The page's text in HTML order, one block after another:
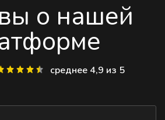
о нашей
среднее 4,9 из 5